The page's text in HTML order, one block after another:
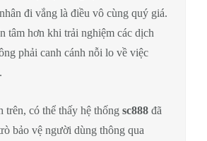
đi vắng là điều vô cùng quý giá.
tâm hơn khi trải nghiệm các dịch
phải canh cánh nỗi lo về việc
trên, có thể thấy hệ thống sc888 đã
bảo vệ người dùng thông qua